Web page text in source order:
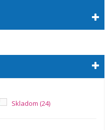
Skladom (24)